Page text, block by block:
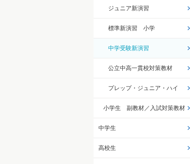
ジュニア新演習
標準新演習 小学
中学受験新演習
公立中高一貫校対策教材
プレップ・ジュニア・ハイ
小学生 副教材／入試対策教材
中学生
高校生